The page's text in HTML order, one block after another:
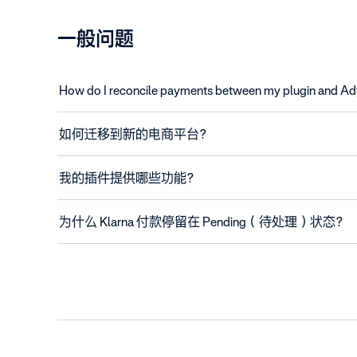
一般问题
How do I reconcile payments between my plugin and
如何迁移到新的电商平台？
我的插件提供哪些功能？
为什么 Klarna 付款停留在 Pending（待处理）状态？